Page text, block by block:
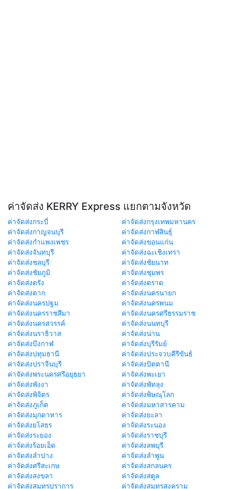
ค่าจัดส่ง KERRY Express แยกตามจังหวัด
ค่าจัดส่งกระบี่
ค่าจัดส่งกรุงเทพมหานคร
ค่าจัดส่งกาญจนบุรี
ค่าจัดส่งกาฬสินธุ์
ค่าจัดส่งกำแพงเพชร
ค่าจัดส่งขอนแก่น
ค่าจัดส่งจันทบุรี
ค่าจัดส่งฉะเชิงเทรา
ค่าจัดส่งชลบุรี
ค่าจัดส่งชัยนาท
ค่าจัดส่งชัยภูมิ
ค่าจัดส่งชุมพร
ค่าจัดส่งตรัง
ค่าจัดส่งตราด
ค่าจัดส่งตาก
ค่าจัดส่งนครนายก
ค่าจัดส่งนครปฐม
ค่าจัดส่งนครพนม
ค่าจัดส่งนครราชสีมา
ค่าจัดส่งนครศรีธรรมราช
ค่าจัดส่งนครสวรรค์
ค่าจัดส่งนนทบุรี
ค่าจัดส่งนราธิวาส
ค่าจัดส่งน่าน
ค่าจัดส่งบึงกาฬ
ค่าจัดส่งบุรีรัมย์
ค่าจัดส่งปทุมธานี
ค่าจัดส่งประจวบคีรีขันธ์
ค่าจัดส่งปราจีนบุรี
ค่าจัดส่งปัตตานี
ค่าจัดส่งพระนครศรีอยุธยา
ค่าจัดส่งพะเยา
ค่าจัดส่งพังงา
ค่าจัดส่งพัทลุง
ค่าจัดส่งพิจิตร
ค่าจัดส่งพิษณุโลก
ค่าจัดส่งภูเก็ต
ค่าจัดส่งมหาสารคาม
ค่าจัดส่งมุกดาหาร
ค่าจัดส่งยะลา
ค่าจัดส่งยโสธร
ค่าจัดส่งระนอง
ค่าจัดส่งระยอง
ค่าจัดส่งราชบุรี
ค่าจัดส่งร้อยเอ็ด
ค่าจัดส่งลพบุรี
ค่าจัดส่งลำปาง
ค่าจัดส่งลำพูน
ค่าจัดส่งศรีสะเกษ
ค่าจัดส่งสกลนคร
ค่าจัดส่งสงขลา
ค่าจัดส่งสตูล
ค่าจัดส่งสมุทรปราการ
ค่าจัดส่งสมุทรสงคราม